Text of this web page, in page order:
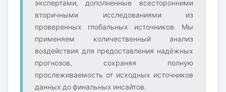
экспертами, дополненные всесторонними
вторичными исследованиями из
проверенных глобальных источников. Мы
применяем количественный анализ
воздействия для предоставления надёжных
прогнозов, сохраняя полную
прослеживаемость от исходных источников
данных до финальных инсайтов.